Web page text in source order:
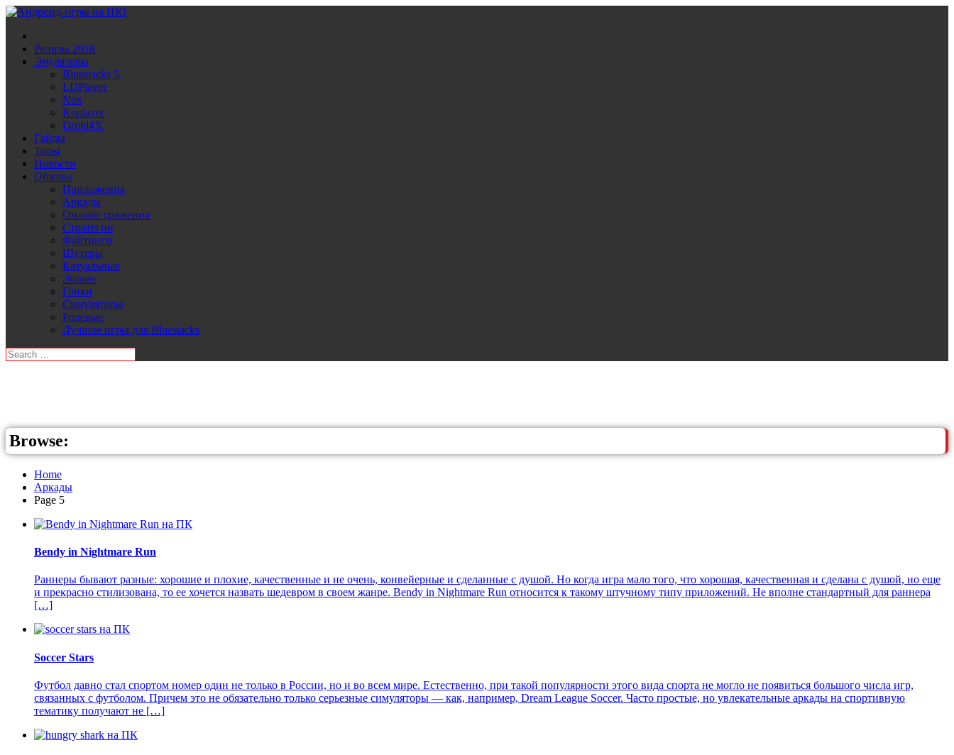
Релизы 2018
Эмуляторы
Bluestacks 5
LDPlayer
Noх
Koplayer
Droid4X
Гайды
Топы
Новости
Обзоры
Приложения
Аркады
Онлайн сражения
Стратегии
Файтинги
Шутеры
Казуальные
Экшен
Гонки
Симуляторы
Ролевые
Лучшие игры для Bluestacks
Browse:
Home
Аркады
Page 5
Bendy in Nightmare Run
Раннеры бывают разные: хорошие и плохие, качественные и не очень, конвейерные и сделанные с душой. Но когда игра мало того, что хорошая, качественная и сделана с душой, но еще
и прекрасно стилизована, то ее хочется назвать шедевром в своем жанре. Bendy in Nightmare Run относится к такому штучному типу приложений. Не вполне стандартный для раннера
[…]
Soccer Stars
Футбол давно стал спортом номер один не только в России, но и во всем мире. Естественно, при такой популярности этого вида спорта не могло не появиться большого числа игр,
связанных с футболом. Причем это не обязательно только серьезные симуляторы — как, например, Dream League Soccer. Часто простые, но увлекательные аркады на спортивную
тематику получают не […]